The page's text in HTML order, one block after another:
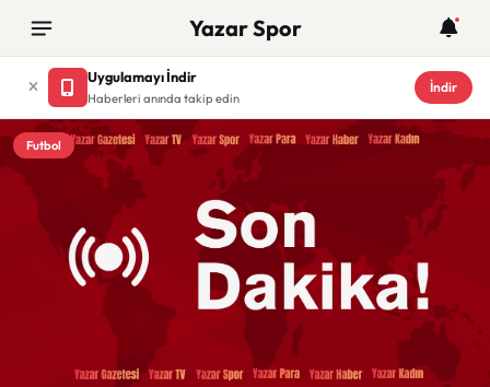
Yazar Spor
Uygulamayı İndir
Haberleri anında takip edin
İndir
Futbol